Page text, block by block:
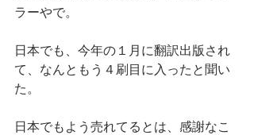
ラーやで。
日本でも、今年の１月に翻訳出版され
て、なんともう４刷目に入ったと聞い
た。
日本でもよう売れてるとは、感謝なこ